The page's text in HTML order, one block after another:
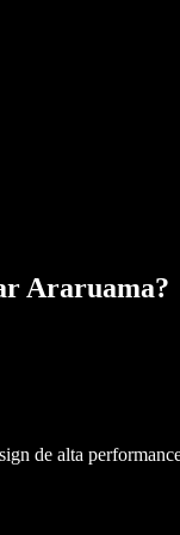
Araruama?
de alta